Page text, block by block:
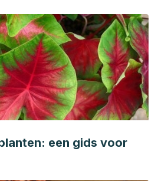
Neuron.
een gids voor